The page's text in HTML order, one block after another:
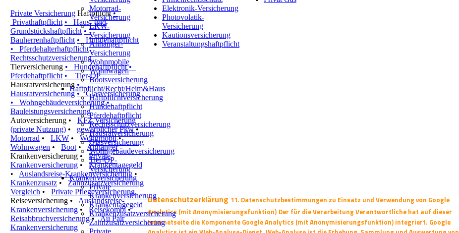
Private Versicherung Haftpflicht •
Privathaftpflicht • Haus- und
Grundstückshaftpflicht •
Bauherrenhaftpflicht •
Hundehaftpflicht
• Pferdehalterhaftpflicht
Rechtsschutzversicherung
Tierversicherung • Hundehaftpflicht •
Pferdehaftpflicht •
Tier-OP
Hausratversicherung •
Hausratversicherung •Glasversicherung
• Wohngebäudeversicherung •
Bauleistungsversicherung
Autoversicherung • KFZ Versicherung
(private Nutzung) • gewerblicher Pkw •
Motorrad • LKW • Wohnmobil •
Wohnwagen • Boot • Anhänger
Krankenversicherung • Private
Krankenversicherung • Krankentagegeld
• Auslandsreise-Krankenversicherung •
Krankenzusatz • Zahnzusatzversicherung
Vergleich • Private Pflegeversicherung
Reiseversicherung • Auslandsreise-
Krankenversicherung • Reisekombi •
Reisabbruchversicherung •Au Pair
Krankenversicherung
Datenschutzerklärung 11. Datenschutzbestimmungen zu Einsatz und Verwendung von Google
Analytics (mit Anonymisierungsfunktion) Der für die Verarbeitung Verantwortliche hat auf dieser
Internetseite die Komponente Google Analytics (mit Anonymisierungsfunktion) integriert. Google
Elektronik-Versicherung
Photovolatik-
Versicherung
Kautionsversicherung
Veranstaltungshaftpflicht
Motorrad-
Versicherung
LKW-
Versicherung
Anhänger-
Versicherung
Wohnmobile
Wohnwagen
Bootsversicherung
Haftpflicht/Recht/Heim&Haus
Haftpflichtversicherung
Hundehaftpflicht
Pferdehaftpflicht
Rechtsschutzversicherung
Hausratversicherung
Glasversicherung
Wohngebäudeversicherung
Tier-OP-
Versicherung
Krankenversicherung
Private
Krankenversicherung
Krankentagegeld
Krankenzusatzversicherung
Zahnzusatzversicherung
Private